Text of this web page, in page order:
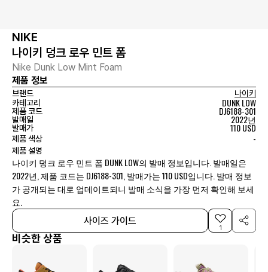
NIKE
나이키 덩크 로우 민트 폼
Nike Dunk Low Mint Foam
제품 정보
브랜드
나이키
카테고리
DUNK LOW
제품 코드 DJ6188-301
발매일 2022년
발매가 110 USD
제품 색상 -
제품 설명
나이키 덩크 로우 민트 폼 DUNK LOW의 발매 정보입니다. 발매일은
2022년, 제품 코드는 DJ6188-301, 발매가는 110 USD입니다. 발매 정보
가 공개되는 대로 업데이트되니 발매 소식을 가장 먼저 확인해 보세
요.
사이즈 가이드
1
비슷한 상품